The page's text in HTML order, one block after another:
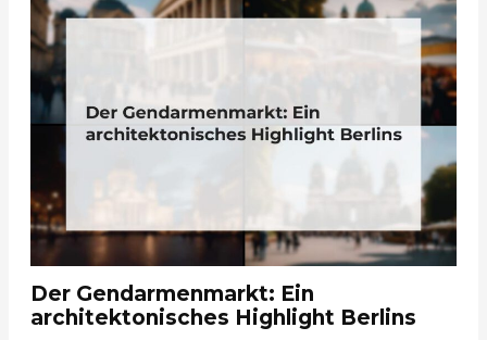
Der Gendarmenmarkt: Ein
architektonisches Highlight Berlins